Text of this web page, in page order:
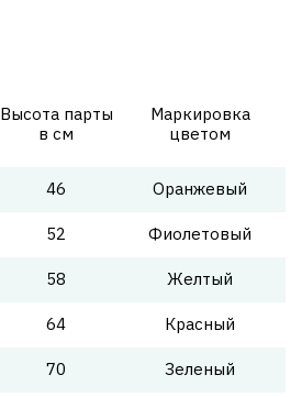
Высота парты
в см
Маркировка
цветом
46 Оранжевый
52 Фиолетовый
58 Желтый
64 Красный
70 Зеленый